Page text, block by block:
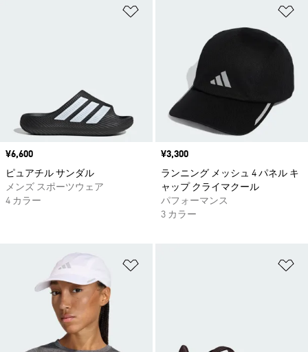
価格
¥6,600
ピュアチル サンダル
メンズ スポーツウェア
4 カラー
価格
¥3,300
ランニング メッシュ 4 パネル キ
ャップ クライマクール
パフォーマンス
3 カラー